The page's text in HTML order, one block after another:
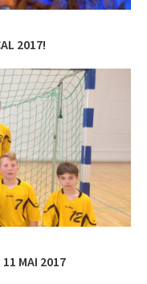
2017!
MAI 2017